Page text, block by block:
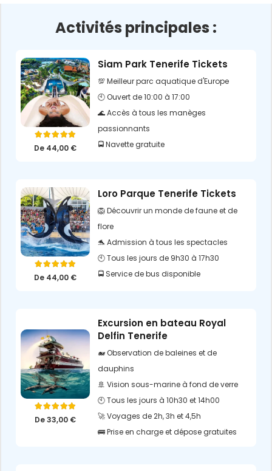
Activités principales :
Note 5.00 sur 5
De 44,00 €
Siam Park Tenerife Tickets
💯 Meilleur parc aquatique d'Europe
🕙 Ouvert de 10:00 à 17:00
🌊 Accès à tous les manèges
passionnants
🚍 Navette gratuite
Note 5.00 sur 5
De 44,00 €
Loro Parque Tenerife Tickets
🦁 Découvrir un monde de faune et de
flore
🐬 Admission à tous les spectacles
🕙 Tous les jours de 9h30 à 17h30
🚍 Service de bus disponible
Note5.00 sur 5
De33,00 €
Excursion en bateau Royal
Delfin Tenerife
🐋 Observation de baleines et de
dauphins
🚢 Vision sous-marine à fond de verre
🕙 Tous les jours à 10h30 et 14h00
🚀 Voyages de 2h, 3h et 4,5h
🚌 Prise en charge et dépose gratuites